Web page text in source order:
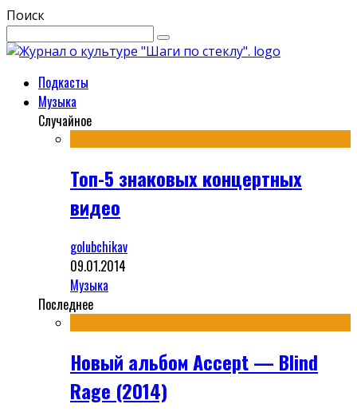
Поиск
Подкасты
Музыка
Случайное
Топ-5 знаковых концертных
видео
golubchikav
09.01.2014
Музыка
Последнее
Новый альбом Accept — Blind
Rage (2014)